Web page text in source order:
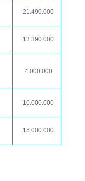
21.490.000
13.390.000
4.000.000
10.000.000
15.000.000